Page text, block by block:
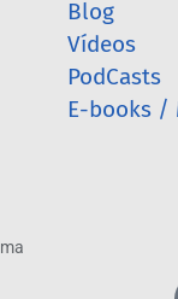
Blog
Vídeos
PodCasts
E-books /